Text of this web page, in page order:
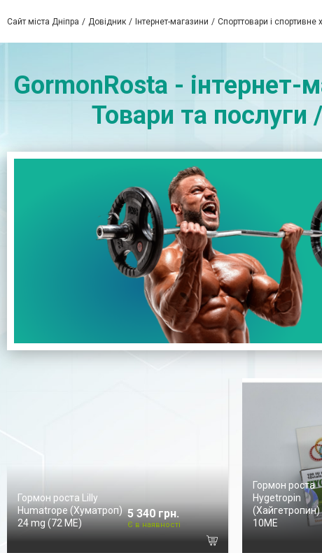
Сайт міста Дніпра Довідник Інтернет-магазини Спорттовари і спортивне
GormonRosta - інтернет-
Товари та
Гормон роста Lilly
Humatrope (Хуматроп)
24 mg (72 МЕ)
5 340 грн.
Є в наявності
Гормон роста
Hygetropin
10ME